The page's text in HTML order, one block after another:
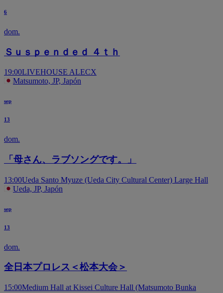
6
dom.
Ｓｕｓｐｅｎｄｅｄ ４ｔｈ
19:00LIVEHOUSE ALECX
Matsumoto, JP, Japón
sep
13
dom.
「母さん、ラブソングです。」
13:00Ueda Santo Myuze (Ueda City Cultural Center) Large Hall
Ueda, JP, Japón
sep
13
dom.
全日本プロレス＜松本大会＞
15:00Medium Hall at Kissei Culture Hall (Matsumoto Bunka